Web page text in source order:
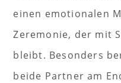
einen emotionalen
Zeremonie, der mit
bleibt. Besonders
beide Partner am